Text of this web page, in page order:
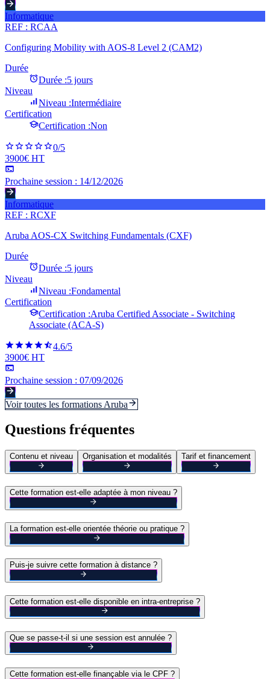
Informatique
REF : RCAA
Configuring Mobility with AOS-8 Level 2 (CAM2)
Durée
Durée :5 jours
Niveau
Niveau :Intermédiaire
Certification
Certification :Non
0/5
3900€ HT
Prochaine session : 14/12/2026
Informatique
REF : RCXF
Aruba AOS-CX Switching Fundamentals (CXF)
Durée
Durée :5 jours
Niveau
Niveau :Fondamental
Certification
Certification :Aruba Certified Associate - Switching
Associate (ACA-S)
4.6/5
3900€ HT
Prochaine session : 07/09/2026
Voir toutes les formations Aruba
Questions fréquentes
Contenu et niveau Organisation et modalités Tarif et financement
Cette formation est-elle adaptée à mon niveau ?
La formation est-elle orientée théorie ou pratique ?
Puis-je suivre cette formation à distance ?
Cette formation est-elle disponible en intra-entreprise ?
Que se passe-t-il si une session est annulée ?
Cette formation est-elle finançable via le CPF ?